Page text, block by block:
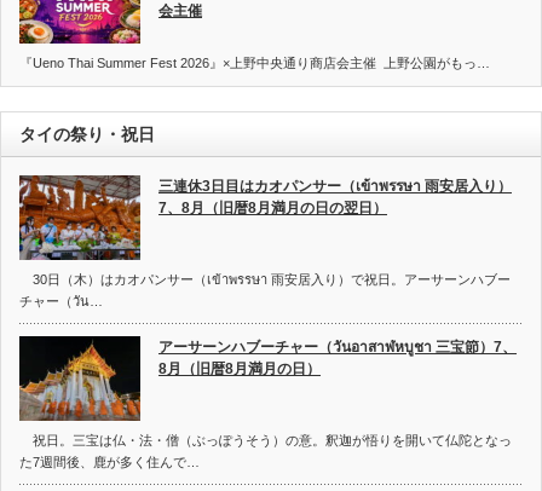
会主催
『Ueno Thai Summer Fest 2026』×上野中央通り商店会主催 上野公園がもっ…
タイの祭り・祝日
三連休3日目はカオパンサー（เข้าพรรษา 雨安居入り）
7、8月（旧暦8月満月の日の翌日）
30日（木）はカオパンサー（เข้าพรรษา 雨安居入り）で祝日。アーサーンハブー
チャー（วัน…
アーサーンハブーチャー（วันอาสาฬหบูชา 三宝節）7、
8月（旧暦8月満月の日）
祝日。三宝は仏・法・僧（ぶっぽうそう）の意。釈迦が悟りを開いて仏陀となっ
た7週間後、鹿が多く住んで…